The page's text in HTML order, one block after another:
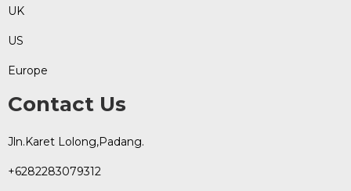
UK
US
Europe
Contact Us
Jln.Karet Lolong,Padang.
+6282283079312